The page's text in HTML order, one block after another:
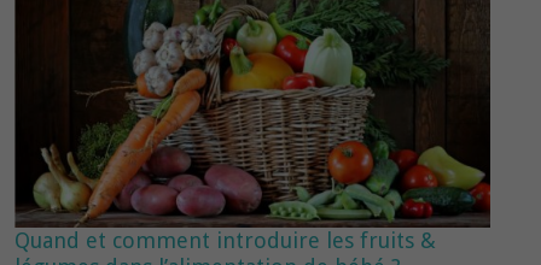
Quand et comment introduire les fruits &